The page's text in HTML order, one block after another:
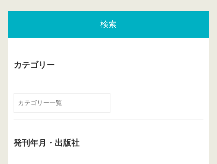
検索
カテゴリー
発刊年月・出版社